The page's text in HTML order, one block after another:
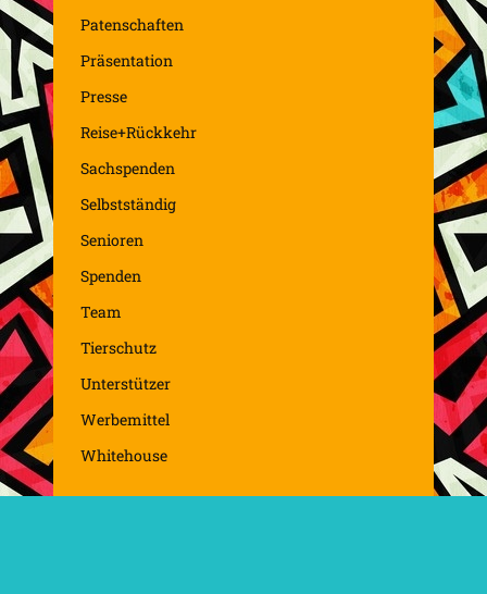
Patenschaften
Präsentation
Presse
Reise+Rückkehr
Sachspenden
Selbstständig
Senioren
Spenden
Team
Tierschutz
Unterstützer
Werbemittel
Whitehouse